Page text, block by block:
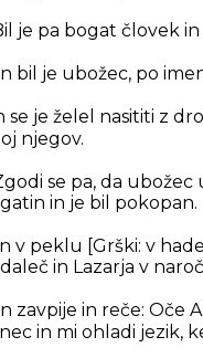
je pa bogat človek in
In bil je ubožec, po
se je želel nasititi z
njegov.
se pa, da
in je bil pokopan.
In v peklu [Grški: v
in Lazarja v
In zavpije in reče: Oče
in mi ohladi jezik,